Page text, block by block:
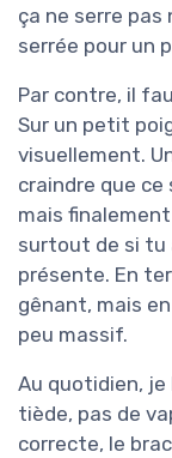
ça ne serre pas
serrée pour un
Par contre, il
Sur un petit
visuellement.
craindre que
mais
surtout de si tu
présente. En
gênant, mais
peu massif.
Au quotidien, je
tiède, pas de
correcte, le